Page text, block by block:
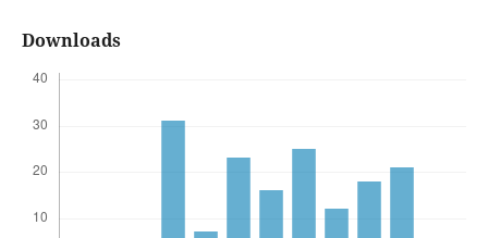
Downloads